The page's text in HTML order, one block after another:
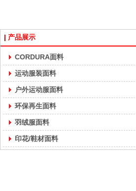
产品展示
CORDURA面料
运动服装面料
户外运动服面料
环保再生面料
羽绒服面料
印花/鞋材面料